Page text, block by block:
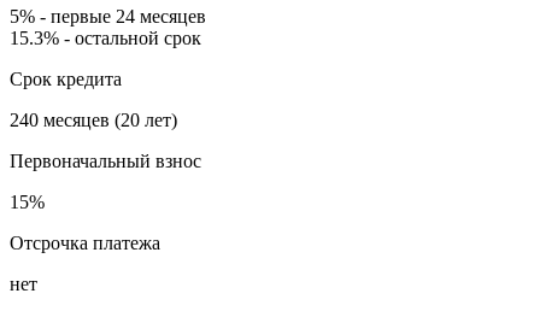
5% - первые 24 месяцев
15.3% - остальной срок
Срок кредита
240 месяцев (20 лет)
Первоначальный взнос
15%
Отсрочка платежа
нет